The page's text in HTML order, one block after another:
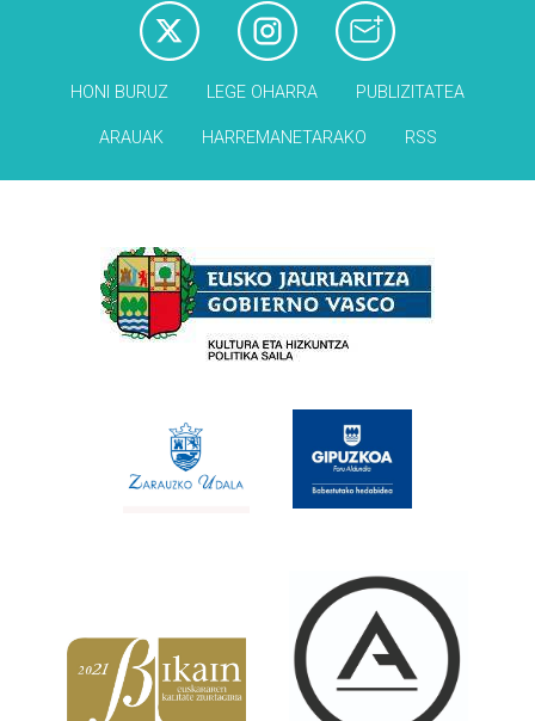
HONI BURUZ LEGE OHARRA PUBLIZITATEA
ARAUAK HARREMANETARAKO RSS